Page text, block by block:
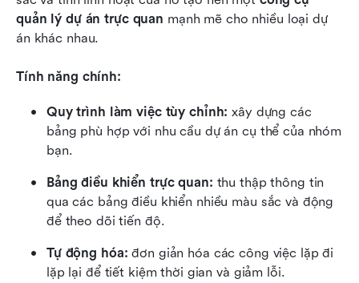
quản lý dự án trực quan mạnh mẽ cho nhiều loại dự
án khác nhau.
Tính năng chính:
Quy trình làm việc tùy chỉnh: xây dựng các
bảng phù hợp với nhu cầu dự án cụ thể của nhóm
bạn.
Bảng điều khiển trực quan: thu thập thông tin
qua các bảng điều khiển nhiều màu sắc và động
để theo dõi tiến độ.
Tự động hóa: đơn giản hóa các công việc lặp đi
lặp lại để tiết kiệm thời gian và giảm lỗi.